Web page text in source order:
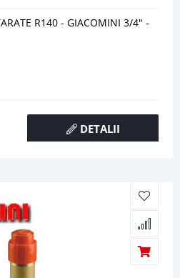
R140 - GIACOMINI 3/4" -
DETALII